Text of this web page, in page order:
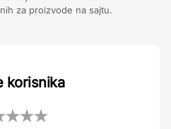
za proizvode na sajtu.
korisnika